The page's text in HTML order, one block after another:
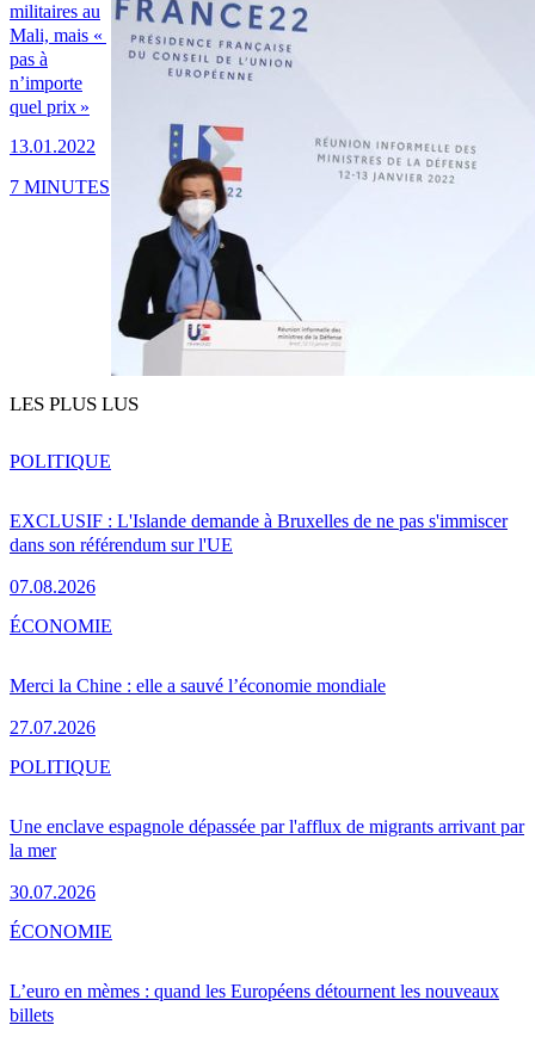
militaires au
Mali, mais «
pas à
n’importe
quel prix »
13.01.2022
7 MINUTES
LES PLUS LUS
EXCLUSIF : L'Islande demande à Bruxelles de ne pas s'immiscer
dans son référendum sur l'UE
07.08.2026
POLITIQUE
Merci la Chine : elle a sauvé l’économie mondiale
27.07.2026
ÉCONOMIE
Une enclave espagnole dépassée par l'afflux de migrants arrivant par
la mer
30.07.2026
POLITIQUE
L’euro en mèmes : quand les Européens détournent les nouveaux
billets
ÉCONOMIE